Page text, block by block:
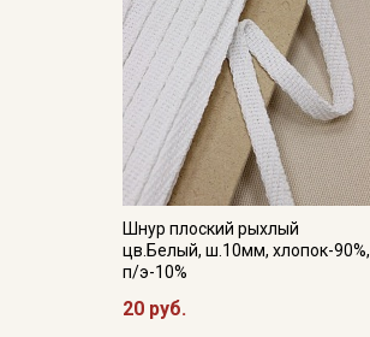
Шнур плоский рыхлый
цв.Белый, ш.10мм, хлопок-90%,
п/э-10%
20 руб.